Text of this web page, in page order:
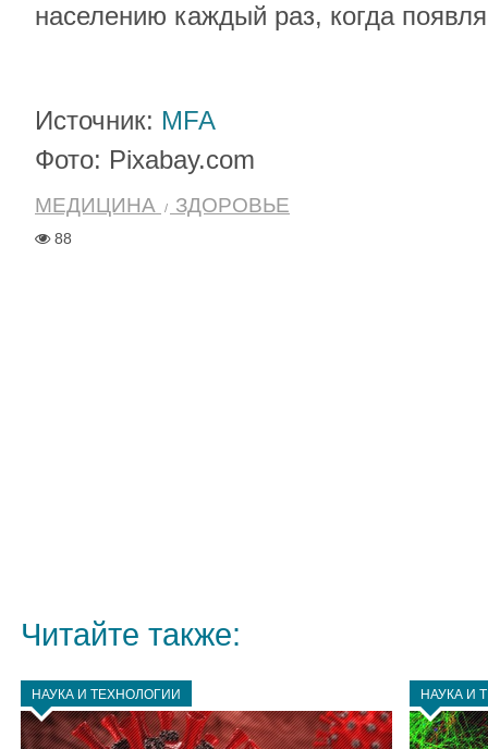
населению каждый раз, когда
Источник: MFA
Фото: Pixabay.com
МЕДИЦИНА ЗДОРОВЬЕ
88
Читайте также:
НАУКА И ТЕХНОЛОГИИ НАУКА И